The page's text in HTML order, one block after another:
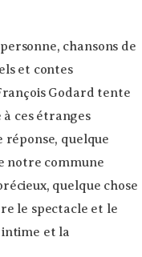
chansons de
et contes
Godard tente
ces étranges
réponse, quelque
notre commune
quelque chose
le spectacle et le
et la